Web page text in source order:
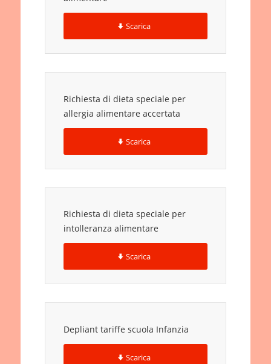
Scarica
Richiesta di dieta speciale per
allergia alimentare accertata
Scarica
Richiesta di dieta speciale per
intolleranza alimentare
Scarica
Depliant tariffe scuola Infanzia
Scarica